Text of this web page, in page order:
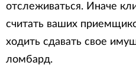
отслеживаться. Иначе
считать ваших
ходить сдавать свое
ломбард.